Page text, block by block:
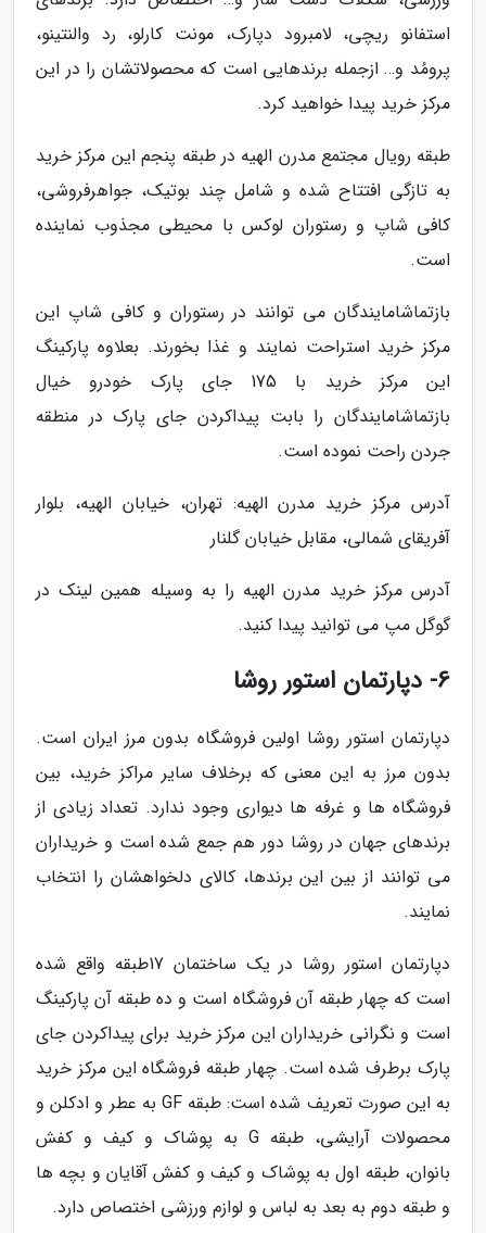
استفانو ریچی، لامبرود دپارک، مونت کارلو، رد والنتینو،
پرومُد و… ازجمله برندهایی است که محصولاتشان را در این
مرکز خرید پیدا خواهید کرد.
طبقه رویال مجتمع مدرن الهیه در طبقه پنجم این مرکز خرید
به تازگی افتتاح شده و شامل چند بوتیک، جواهرفروشی،
کافی شاپ و رستوران لوکس با محیطی مجذوب نماینده
است.
بازتماشامایندگان می توانند در رستوران و کافی شاپ این
مرکز خرید استراحت نمایند و غذا بخورند. بعلاوه پارکینگ
این مرکز خرید با 175 جای پارک خودرو خیال
بازتماشامایندگان را بابت پیداکردن جای پارک در منطقه
جردن راحت نموده است.
آدرس مرکز خرید مدرن الهیه: تهران، خیابان الهیه، بلوار
آفریقای شمالی، مقابل خیابان گلنار
آدرس مرکز خرید مدرن الهیه را به وسیله همین لینک در
گوگل مپ می توانید پیدا کنید.
6- دپارتمان استور روشا
دپارتمان استور روشا اولین فروشگاه بدون مرز ایران است.
بدون مرز به این معنی که برخلاف سایر مراکز خرید، بین
فروشگاه ها و غرفه ها دیواری وجود ندارد. تعداد زیادی از
برندهای جهان در روشا دور هم جمع شده است و خریداران
می توانند از بین این برندها، کالای دلخواهشان را انتخاب
نمایند.
دپارتمان استور روشا در یک ساختمان 17طبقه واقع شده
است که چهار طبقه آن فروشگاه است و ده طبقه آن پارکینگ
است و نگرانی خریداران این مرکز خرید برای پیداکردن جای
پارک برطرف شده است. چهار طبقه فروشگاه این مرکز خرید
به این صورت تعریف شده است: طبقه GF به عطر و ادکلن و
محصولات آرایشی، طبقه G به پوشاک و کیف و کفش
بانوان، طبقه اول به پوشاک و کیف و کفش آقایان و بچه ها
و طبقه دوم به بعد به لباس و لوازم ورزشی اختصاص دارد.